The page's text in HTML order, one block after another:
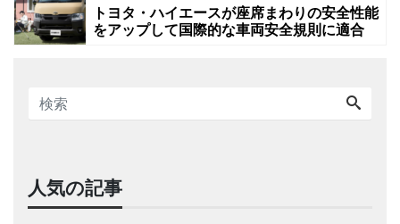
トヨタ・ハイエースが座席まわりの安全性能
をアップして国際的な車両安全規則に適合
人気の記事